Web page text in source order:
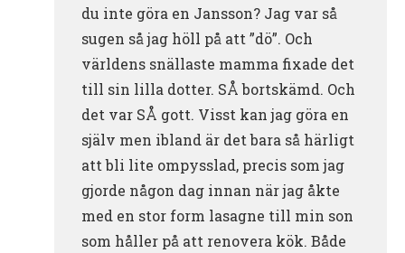
du inte göra en Jansson? Jag var så
sugen så jag höll på att ”dö”. Och
världens snällaste mamma fixade det
till sin lilla dotter. SÅ bortskämd. Och
det var SÅ gott. Visst kan jag göra en
själv men ibland är det bara så härligt
att bli lite ompysslad, precis som jag
gjorde någon dag innan när jag åkte
med en stor form lasagne till min son
som håller på att renovera kök. Både